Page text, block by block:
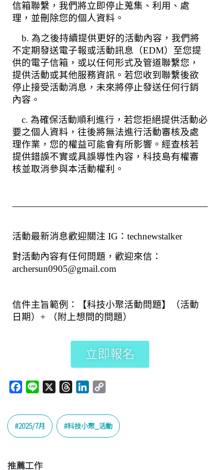
信箱聯繫，我們將立即停止蒐集、利用、處
理，並刪除您的個人資料。
b. 為之後持續提供更好的活動內容，我們將
不定期發送電子報或活動訊息（EDM）至您提
供的電子信箱，或以任何形式及管道聯繫您，
提供活動或其他服務資訊。若您收到聯繫後欲
停止接受活動消息，未來將停止發送任何行銷
內容。
c. 為確保活動順利進行，若您拒絕提供活動必
要之個人資料，往後將無法進行活動審核及處
理作業，您的權益可能會有所影響。經查核若
提供錯誤不實或具誤導性內容，科技島有權審
核並取消參與本活動權利。
活動最新消息歡迎關注 IG：technewstalker
對活動內容有任何問題，歡迎來信：
archersun0905@gmail.com
信件主旨範例：【科技小聚活動問題】（活動
日期）+ （附上想問的問題）
立即報名
c
e
b
o
n
e
r
e
a
n
k
e
p
y
L
2025/7月 科技小聚_活動
推薦工作